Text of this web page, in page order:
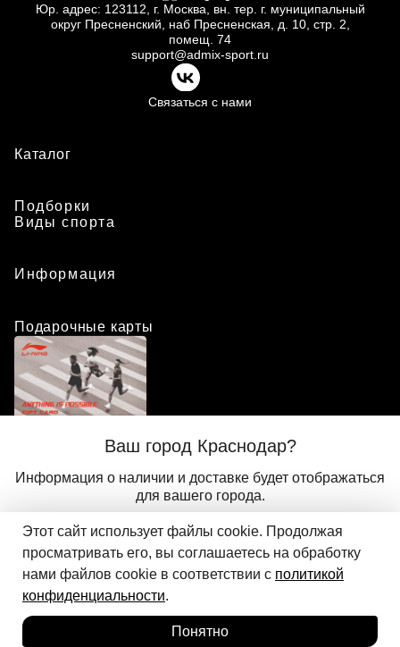
Ваш город Краснодар?
Информация о наличии и доставке будет отображаться
для вашего города.
Корзина
Добавить в корзину
Юр. адрес: 123112, г. Москва, вн. тер. г. муниципальный
округ Пресненский, наб Пресненская, д.
10, стр. 2,
помещ. 74
support@admix-sport.ru
Связаться с нами
Каталог
Подборки
Виды спорта
Информация
Подарочные карты
Положение о программе лояльности
© 2024 ООО «АДМИКС СПОРТ», официальный дистрибьютор
Li-Ning в России
Этот сайт использует файлы cookie. Продолжая
просматривать его, вы соглашаетесь на обработку
нами файлов cookie в соответствии с политикой
конфиденциальности.
Понятно